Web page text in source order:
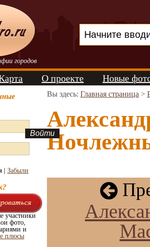
городов
О проекте Новые
| Забыли
участники
фото,
и
плюсы
Вы здесь: Главная страница >